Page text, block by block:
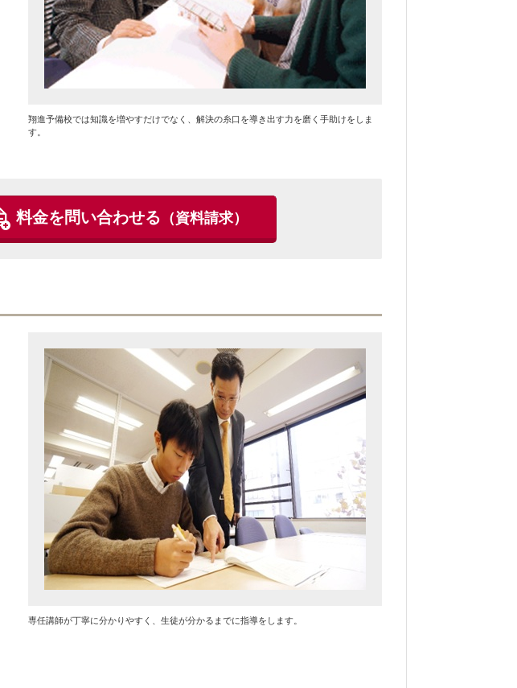
翔進予備校では知識を増やすだけでなく、解決の糸口を導き出す力を磨く手助けをしま
す。
料金を問い合わせる （資料請求）
専任講師が丁寧に分かりやすく、生徒が分かるまでに指導をします。